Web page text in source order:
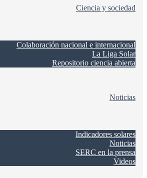
Ciencia y sociedad
Colaboración nacional e internacional
La Liga Solar
Repositorio ciencia abierta
Noticias
Indicadores solares
Noticias
SERC en la prensa
Videos